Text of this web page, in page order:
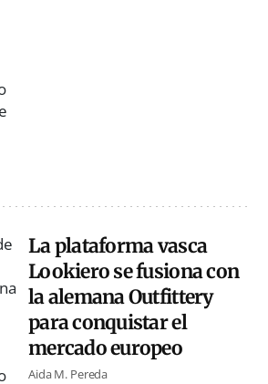
La plataforma vasca
Lookiero se fusiona con
la alemana Outfittery
para conquistar el
mercado europeo
Aida M. Pereda